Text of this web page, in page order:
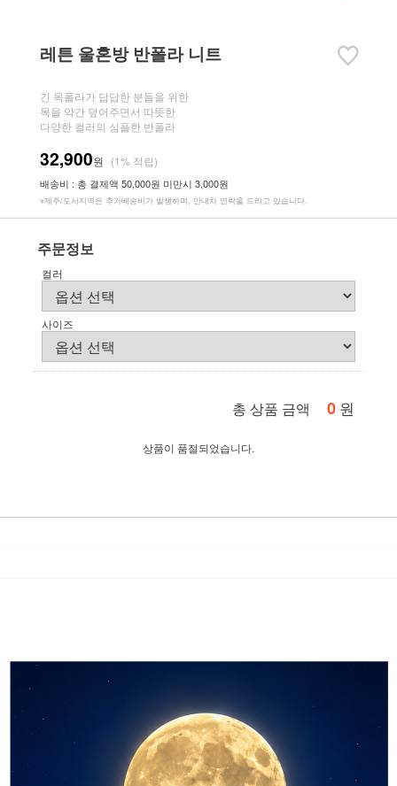
레튼 울혼방 반폴라 니트
긴 목폴라가 답답한 분들을 위한
목을 약간 덮어주면서 따뜻한
다양한 컬러의 심플한 반폴라
32,900원 (1% 적립)
배송비 : 총 결제액 50,000원 미만시 3,000원
※제주/도서지역은 추가배송비가 발생하며, 안내차 연락을 드리고 있습니다.
주문정보
컬러
사이즈
총 상품 금액 0 원
상품이 품절되었습니다.